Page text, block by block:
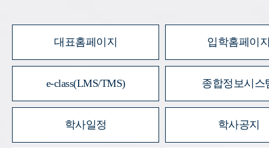
대표홈페이지 입학홈페이
e-class(LMS/TMS) 종합정보시스
학사일정 학사공지